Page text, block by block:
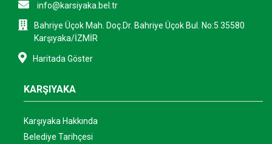
info@karsiyaka.bel.tr
Bahriye Üçok Mah. Doç.Dr. Bahriye Üçok Bul. No:5 35580
Karşıyaka/İZMİR
Haritada Göster
KARŞIYAKA
Karşıyaka Hakkında
Belediye Tarihçesi